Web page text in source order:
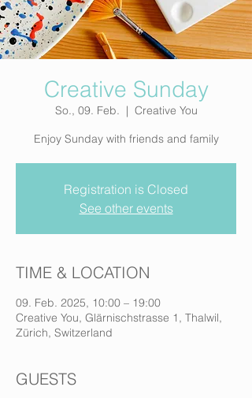
Creative Sunday
So., 09. Feb.
  |
Creative You
Enjoy Sunday with friends and family
Registration is Closed
See other events
TIME & LOCATION
09. Feb. 2025, 10:00 – 19:00
Creative You, Glärnischstrasse 1, Thalwil,
Zürich, Switzerland
GUESTS